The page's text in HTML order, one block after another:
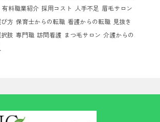
有料職業紹介 採用コスト 人手不足 眉毛サロン
方 保育士からの転職 看護からの転職 見抜き
肢 専門職 訪問看護 まつ毛サロン 介護からの